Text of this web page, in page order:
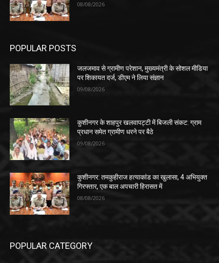
08/08/2026
POPULAR POSTS
जलजमाव से ग्रामीण परेशान, मुख्यमंत्री के सोशल मीडिया
पर शिकायत दर्ज, डीएम ने लिया संज्ञान
09/08/2026
कुशीनगर के शाहपुर खलवापट्टी में बिजली संकट: ग्राम
प्रधान समेत ग्रामीण धरने पर बैठे
09/08/2026
कुशीनगर: तमकुहीराज हत्याकांड का खुलासा, 4 अभियुक्त
गिरफ्तार, एक बाल अपचारी हिरासत में
08/08/2026
POPULAR CATEGORY